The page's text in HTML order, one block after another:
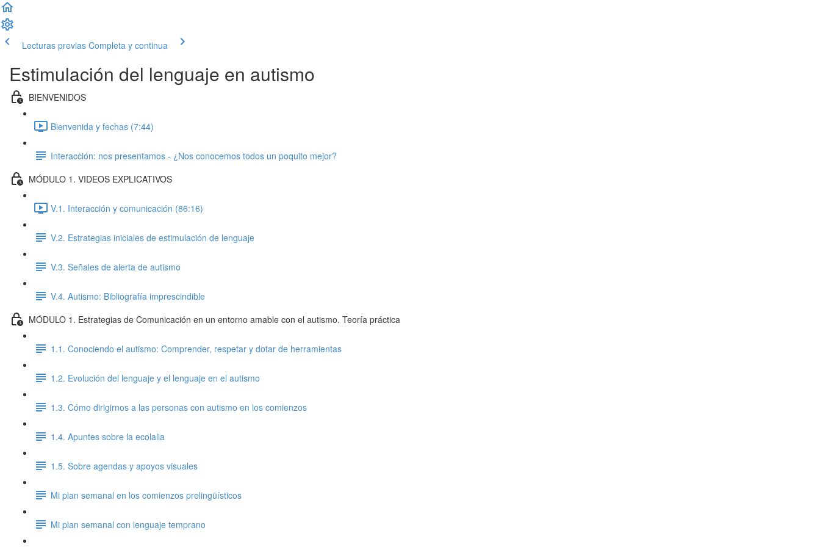
Lecturas previas Completa y continua
Estimulación del lenguaje en autismo
BIENVENIDOS
Bienvenida y fechas (7:44)
Interacción: nos presentamos - ¿Nos conocemos todos un poquito mejor?
MÓDULO 1. VIDEOS EXPLICATIVOS
V.1. Interacción y comunicación (86:16)
V.2. Estrategias iniciales de estimulación de lenguaje
V.3. Señales de alerta de autismo
V.4. Autismo: Bibliografía imprescindible
MÓDULO 1. Estrategias de Comunicación en un entorno amable con el autismo. Teoría práctica
1.1. Conociendo el autismo: Comprender, respetar y dotar de herramientas
1.2. Evolución del lenguaje y el lenguaje en el autismo
1.3. Cómo dirigirnos a las personas con autismo en los comienzos
1.4. Apuntes sobre la ecolalia
1.5. Sobre agendas y apoyos visuales
Mi plan semanal en los comienzos prelingüísticos
Mi plan semanal con lenguaje temprano